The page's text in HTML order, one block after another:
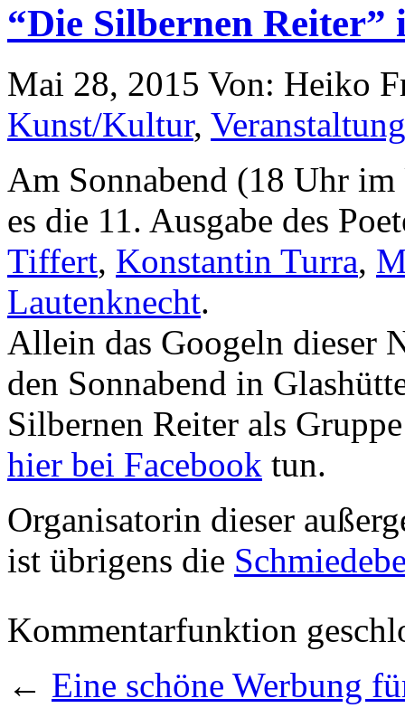
“Die Silbernen Reiter”
Mai 28, 2015 Von: Heiko
Kunst/Kultur,
Am Sonnabend (18 Uhr
es die 11. Ausgabe des
Tiffert, Konstantin Turra,
Lautenknecht.
Allein das Googeln dieser
den Sonnabend in
Silbernen Reiter als
hier bei Facebook tun.
Organisatorin dieser
ist übrigens die
Kommentarfunktion
← Eine schöne Werbung